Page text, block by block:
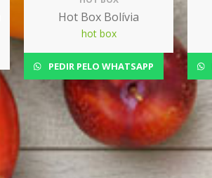
Hot Box Bolívia
hot box
PEDIR PELO WHATSAPP